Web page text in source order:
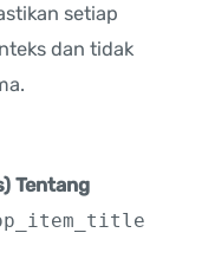
setiap
dan tidak
Tentang